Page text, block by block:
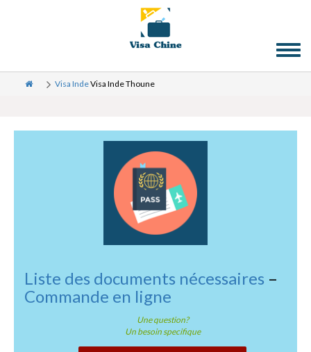
Visa IndeVisa Inde Thoune
Liste des documents nécessaires –
Commande en ligne
Une question?
Un besoin specifique